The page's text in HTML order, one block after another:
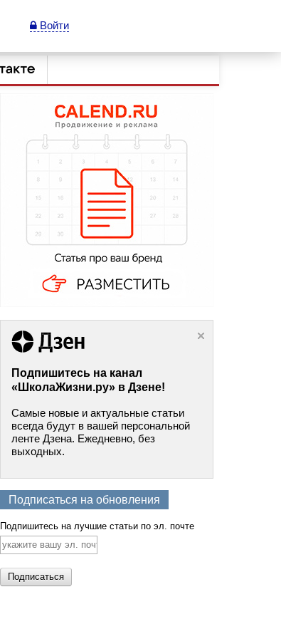
Войти
Подпишитесь на канал
«ШколаЖизни.ру» в Дзене!
Самые новые и актуальные статьи
всегда будут в вашей персональной
ленте Дзена. Ежедневно, без
выходных.
Подписаться на обновления
Подпишитесь на лучшие статьи по эл. почте